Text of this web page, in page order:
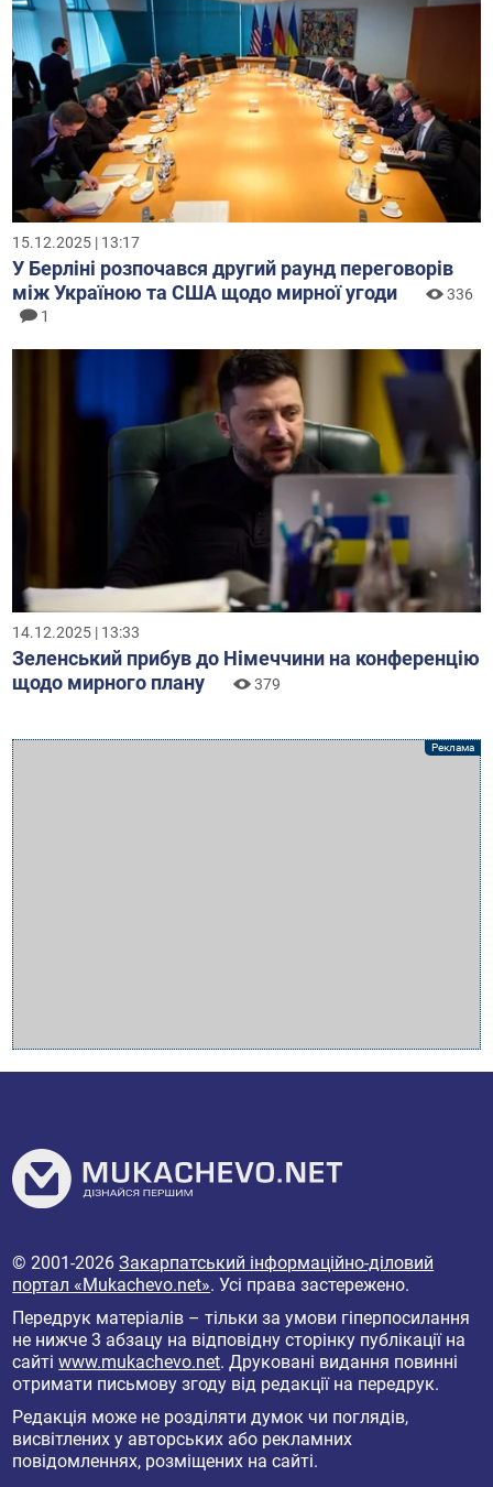
15.12.2025 | 13:17
У Берліні розпочався другий раунд переговорів
між Україною та США щодо мирної угоди
336
1
14.12.2025 | 13:33
Зеленський прибув до Німеччини на конференцію
щодо мирного плану
379
© 2001-2026Закарпатський інформаційно-діловий
портал «Mukachevo.net». Усі права застережено.
Передрук матеріалів – тільки за умови гіперпосилання
не нижче 3 абзацу на відповідну сторінку публікації на
сайтіwww.mukachevo.net. Друковані видання повинні
отримати письмову згоду від редакції на передрук.
Редакція може не розділяти думок чи поглядів,
висвітлених у авторських або рекламних
повідомленнях, розміщених на сайті.